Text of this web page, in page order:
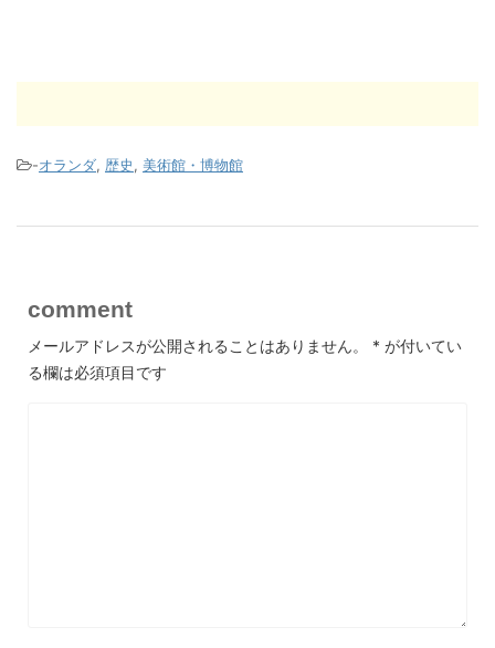
-オランダ, 歴史, 美術館・博物館
comment
メールアドレスが公開されることはありません。 * が付いてい
る欄は必須項目です